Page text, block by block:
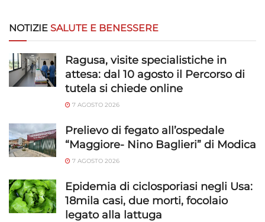
NOTIZIE SALUTE E BENESSERE
Ragusa, visite specialistiche in
attesa: dal 10 agosto il Percorso di
tutela si chiede online
7 AGOSTO 2026
Prelievo di fegato all’ospedale
“Maggiore- Nino Baglieri” di Modica
7 AGOSTO 2026
Epidemia di ciclosporiasi negli Usa:
18mila casi, due morti, focolaio
legato alla lattuga